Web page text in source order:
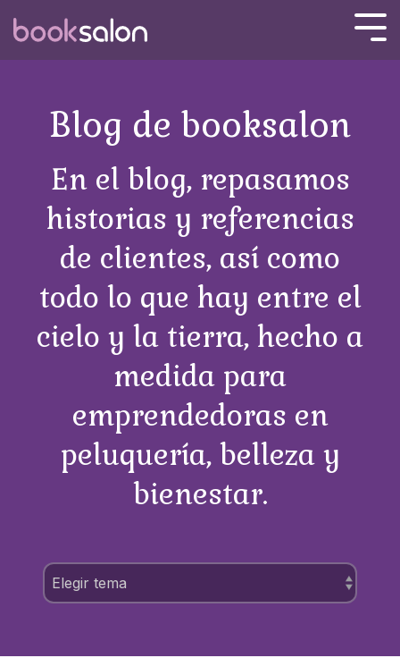
the
main
Blog de booksalon
En el blog, repasamos
historias y referencias
de clientes, así como
todo lo que hay entre el
cielo y la tierra, hecho a
medida para
emprendedoras en
peluquería, belleza y
bienestar.